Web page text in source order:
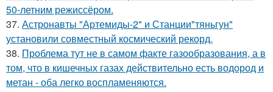
50-летним режиссёром.
37. Астронавты "Артемиды-2" и Станции"тяньгун"
установили совместный космический рекорд.
38. Проблема тут не в самом факте газообразования, а в
том, что в кишечных газах действительно есть водород и
метан - оба легко воспламеняются.